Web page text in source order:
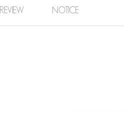
REVIEW NOTICE